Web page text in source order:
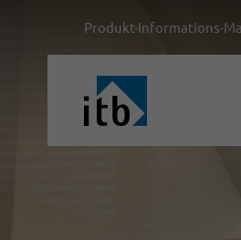
Produkt-Informations-